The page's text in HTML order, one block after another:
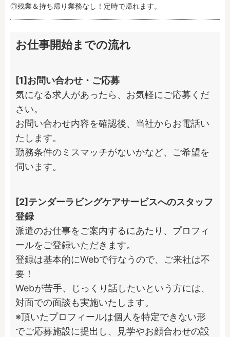
◎残業＆持ち帰り業務なし！定時で帰れます。
お仕事開始までの流れ
[1]お問い合わせ・ご応募
気になる求人があったら、お気軽にご応募くだ
さい。
お問い合わせ内容を確認後、当社からお電話い
たします。
勤務条件のミスマッチがないかなど、ご希望を
伺います。
[2]テンダーラビングケアサービスへのスタッフ
登録
派遣のお仕事をご案内するにあたり、プロフィ
ールをご登録いただきます。
登録は基本的にWebで行なうので、ご来社は不
要！
Webが苦手、じっくり話したいという方には、
対面での面談も実施いたします。
※頂いたプロフィールは個人を特定できない形
でご応募施設に提出し、見学やお顔合わせの設